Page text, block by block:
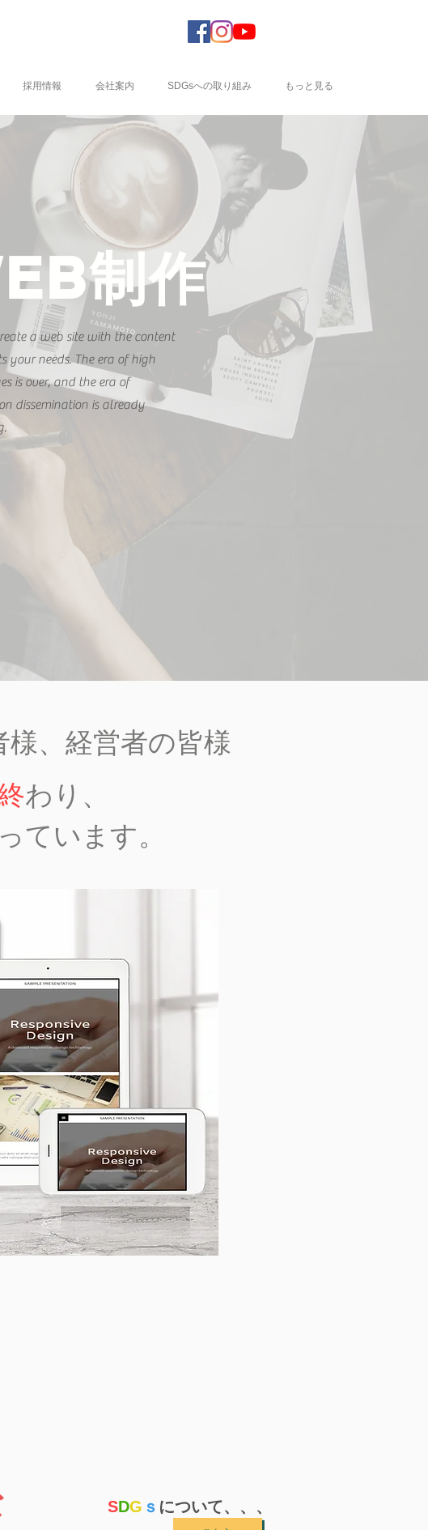
採用情報 会社案内 SDGsへの取り組み もっと見る
制作
a web site with the content
your needs. The era of high
is over, and the era of
dissemination is already
、経営者の皆様
わり、
ています。
SDG ｓ について、、、